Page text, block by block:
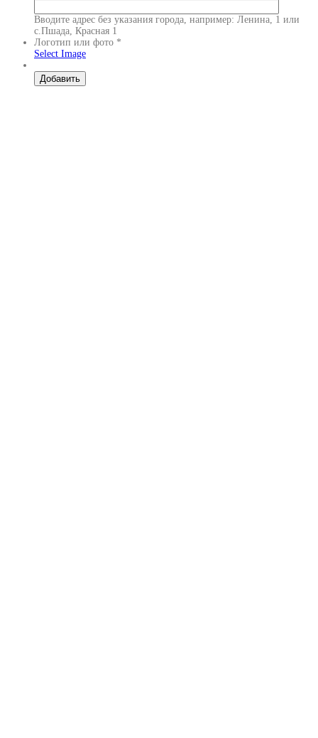
Вводите адрес без указания города, например: Ленина, 1 или
с.Пшада, Красная 1
Логотип или фото *
Select Image